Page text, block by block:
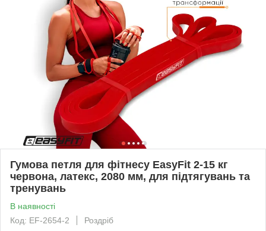
Гумова петля для фітнесу EasyFit 2-15 кг
червона, латекс, 2080 мм, для підтягувань та
тренувань
В наявності
Код: EF-2654-2
Роздріб